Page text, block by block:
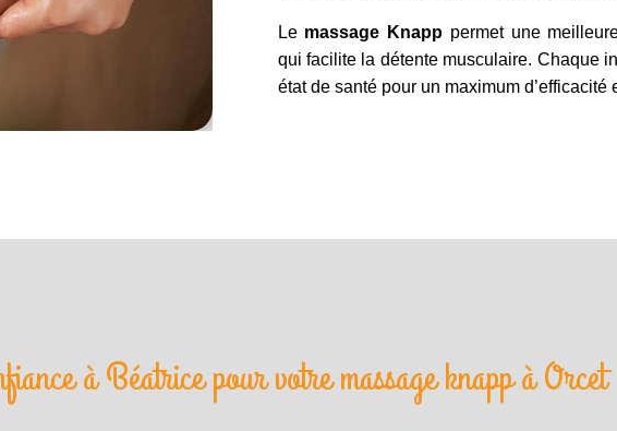
Le massage Knapp permet une
qui facilite la détente musculaire. Chaque
état de santé pour un maximum d’efficacité
à Béatrice pour votre massage knapp à Orcet